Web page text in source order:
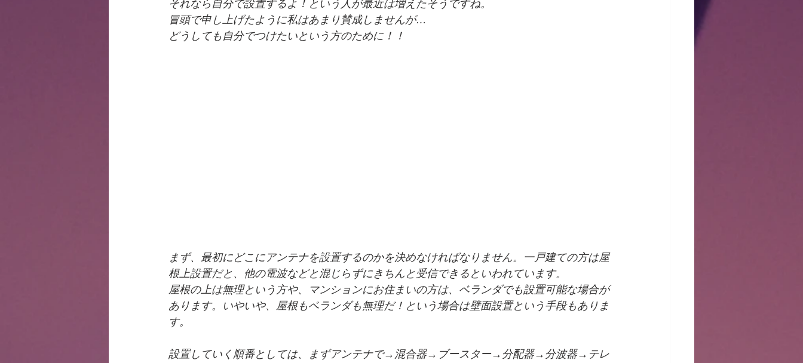
それなら自分で設置するよ！という人が最近は増えたそうですね。
冒頭で申し上げたように私はあまり賛成しませんが…
どうしても自分でつけたいという方のために！！
まず、最初にどこにアンテナを設置するのかを決めなければなりません。一戸建ての方は屋
根上設置だと、他の電波などと混じらずにきちんと受信できるといわれています。
屋根の上は無理という方や、マンションにお住まいの方は、ベランダでも設置可能な場合が
あります。いやいや、屋根もベランダも無理だ！という場合は壁面設置という手段もありま
す。
設置していく順番としては、まずアンテナで→混合器→ブースター→分配器→分波器→テレ